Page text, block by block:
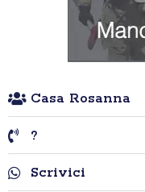
Casa Rosanna
?
Scrivici